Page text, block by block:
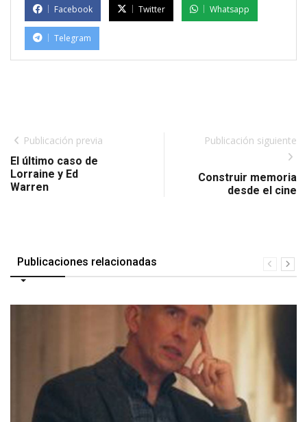
Facebook Twitter Whatsapp
Telegram
Publicación previa
El último caso de
Lorraine y Ed
Warren
Publicación siguiente
Construir memoria
desde el cine
Publicaciones relacionadas